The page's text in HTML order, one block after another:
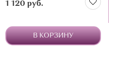
1 120 руб.
В КОРЗИНУ